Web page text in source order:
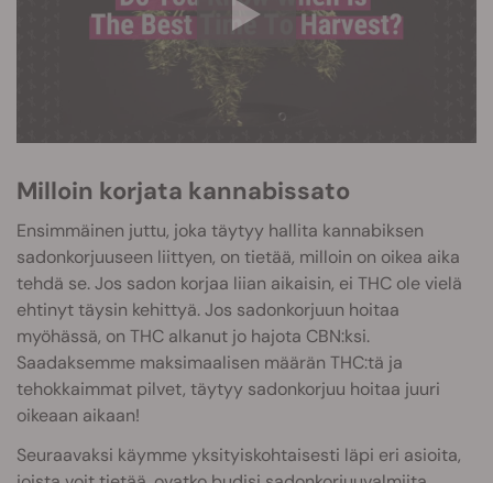
Milloin korjata kannabissato
Ensimmäinen juttu, joka täytyy hallita kannabiksen
sadonkorjuuseen liittyen, on tietää, milloin on oikea aika
tehdä se. Jos sadon korjaa liian aikaisin, ei THC ole vielä
ehtinyt täysin kehittyä. Jos sadonkorjuun hoitaa
myöhässä, on THC alkanut jo hajota CBN:ksi.
Saadaksemme maksimaalisen määrän THC:tä ja
tehokkaimmat pilvet, täytyy sadonkorjuu hoitaa juuri
oikeaan aikaan!
Seuraavaksi käymme yksityiskohtaisesti läpi eri asioita,